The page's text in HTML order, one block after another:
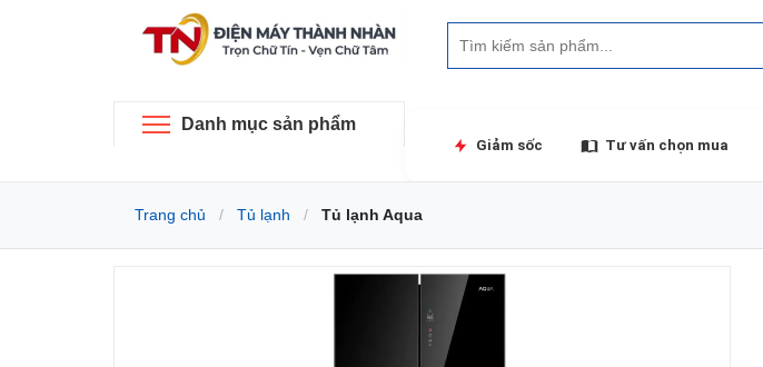
Danh mục sản phẩm
Giảm sốc Tư vấn chọn mua
Trang chủ Tủ lạnh Tủ lạnh Aqua